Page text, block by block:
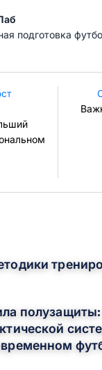
подготовка
полузащиты: